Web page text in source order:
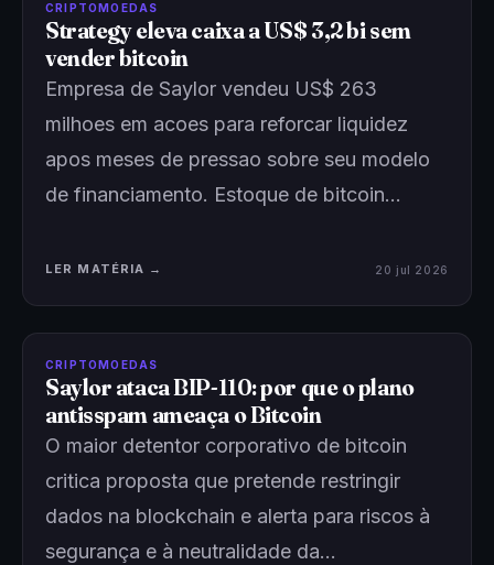
CRIPTOMOEDAS
Strategy eleva caixa a US$ 3,2 bi sem
vender bitcoin
Empresa de Saylor vendeu US$ 263
milhoes em acoes para reforcar liquidez
apos meses de pressao sobre seu modelo
de financiamento. Estoque de bitcoin…
LER MATÉRIA → 20 jul 2026
CRIPTOMOEDAS
Saylor ataca BIP-110: por que o plano
antisspam ameaça o Bitcoin
O maior detentor corporativo de bitcoin
critica proposta que pretende restringir
dados na blockchain e alerta para riscos à
segurança e à neutralidade da…